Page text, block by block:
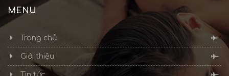
MENU
Trang chủ
Giới thiệu